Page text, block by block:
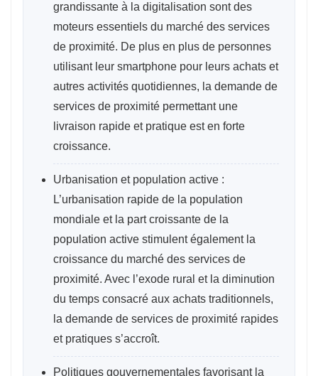
grandissante à la digitalisation sont des
moteurs essentiels du marché des services
de proximité. De plus en plus de personnes
utilisant leur smartphone pour leurs achats et
autres activités quotidiennes, la demande de
services de proximité permettant une
livraison rapide et pratique est en forte
croissance.
Urbanisation et population active :
L’urbanisation rapide de la population
mondiale et la part croissante de la
population active stimulent également la
croissance du marché des services de
proximité. Avec l’exode rural et la diminution
du temps consacré aux achats traditionnels,
la demande de services de proximité rapides
et pratiques s’accroît.
Politiques gouvernementales favorisant la